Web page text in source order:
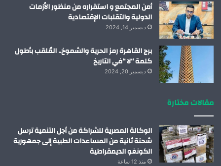
أمن المجتمع و استقراره من منظور الأزمات
الدولية والتقلبات الإقتصادية
ديسمبر 14, 2024
برج القاهرة رمز الحرية والشموخ.. المُلقب بأطول
كلمة “لا “في التاريخ
ديسمبر 20, 2024
مقالات مختارة
الوكالة المصرية للشراكة من أجل التنمية ترسل
شحنة ثانية من المساعدات الطبية إلى جمهورية
الكونغو الديمقراطية
منذ 12 ساعة